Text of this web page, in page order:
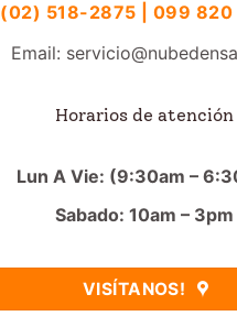
(02) 518-2875 | 099
Email:
Horarios de atención
Lun A Vie: (9:30am –
Sabado: 10am – 3pm
VISÍTANOS!